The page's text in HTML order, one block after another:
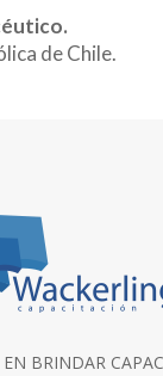
de Chile.
EN BRINDAR